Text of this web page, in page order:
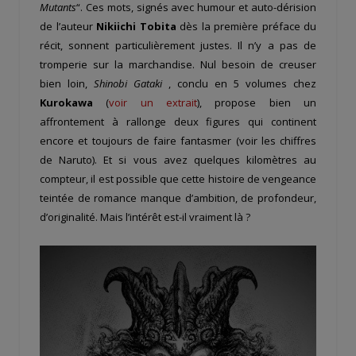
Mutants“. Ces mots, signés avec humour et auto-dérision
de l’auteur Nikiichi Tobita dès la première préface du
récit, sonnent particulièrement justes. Il n’y a pas de
tromperie sur la marchandise. Nul besoin de creuser
bien loin, Shinobi Gataki, conclu en 5 volumes chez
Kurokawa (voir un extrait), propose bien un
affrontement à rallonge deux figures qui continent
encore et toujours de faire fantasmer (voir les chiffres
de Naruto). Et si vous avez quelques kilomètres au
compteur, il est possible que cette histoire de vengeance
teintée de romance manque d’ambition, de profondeur,
d’originalité. Mais l’intérêt est-il vraiment là ?